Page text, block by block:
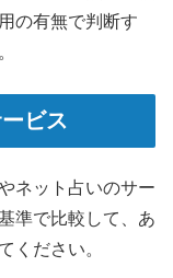
の有無で判断す
ビス
ネット占いのサー
準で比較して、あ
ください。